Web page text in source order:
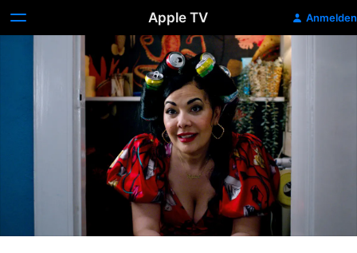
Apple TV Anmelden